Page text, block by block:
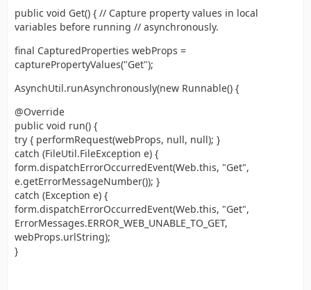
public void Get() { // Capture property values in local
variables before running // asynchronously.
final CapturedProperties webProps =
capturePropertyValues("Get");
AsynchUtil.runAsynchronously(new Runnable() {
@Override
public void run() {
try { performRequest(webProps, null, null); }
catch (FileUtil.FileException e) {
form.dispatchErrorOccurredEvent(Web.this, "Get",
e.getErrorMessageNumber()); }
catch (Exception e) {
form.dispatchErrorOccurredEvent(Web.this, "Get",
ErrorMessages.ERROR_WEB_UNABLE_TO_GET,
webProps.urlString);
}